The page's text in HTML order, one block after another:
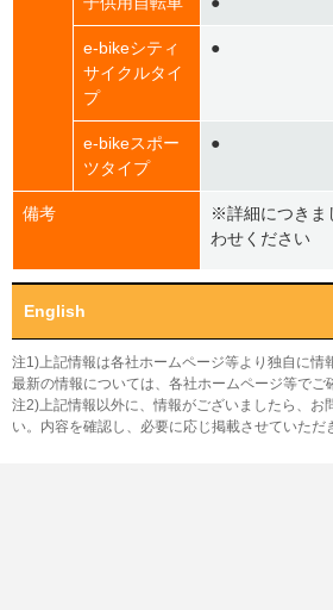
e-bikeシティ
サイクルタイ
プ
●
e-bikeスポー
ツタイプ
●
備考
※詳細につきま
わせください
English
注1)上記情報は各社ホームページ等より独自に情
最新の情報については、各社ホームページ等でご
注2)上記情報以外に、情報がございましたら、お
い。内容を確認し、必要に応じ掲載させていただ